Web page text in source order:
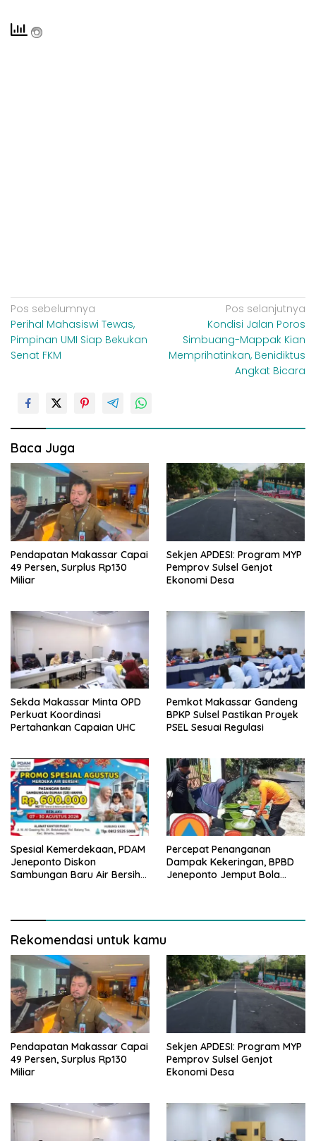
N
a
v
s
i
p
o
s
Pos sebelumnya
Perihal Mahasiswi Tewas,
Pimpinan UMI Siap Bekukan
Senat FKM
Pos selanjutnya
Kondisi Jalan Poros
Simbuang-Mappak Kian
Memprihatinkan, Benidiktus
Angkat Bicara
Baca Juga
Pendapatan Makassar Capai
49 Persen, Surplus Rp130
Miliar
Sekjen APDESI: Program MYP
Pemprov Sulsel Genjot
Ekonomi Desa
Sekda Makassar Minta OPD
Perkuat Koordinasi
Pertahankan Capaian UHC
Pemkot Makassar Gandeng
BPKP Sulsel Pastikan Proyek
PSEL Sesuai Regulasi
Spesial Kemerdekaan, PDAM
Jeneponto Diskon
Sambungan Baru Air Bersih
Percepat Penanganan
Dampak Kekeringan, BPBD
Jeneponto Jemput Bola
Rekomendasi untuk kamu
Pendapatan Makassar Capai
49 Persen, Surplus Rp130
Miliar
Sekjen APDESI: Program MYP
Pemprov Sulsel Genjot
Ekonomi Desa